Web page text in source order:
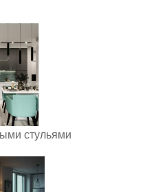
стульями